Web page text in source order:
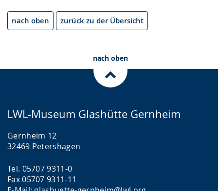
nach oben zurück zu der Übersicht
nach oben
LWL-Museum Glashütte Gernheim
Gernheim 12
32469 Petershagen
Tel. 05707 9311-0
Fax 05707 9311-11